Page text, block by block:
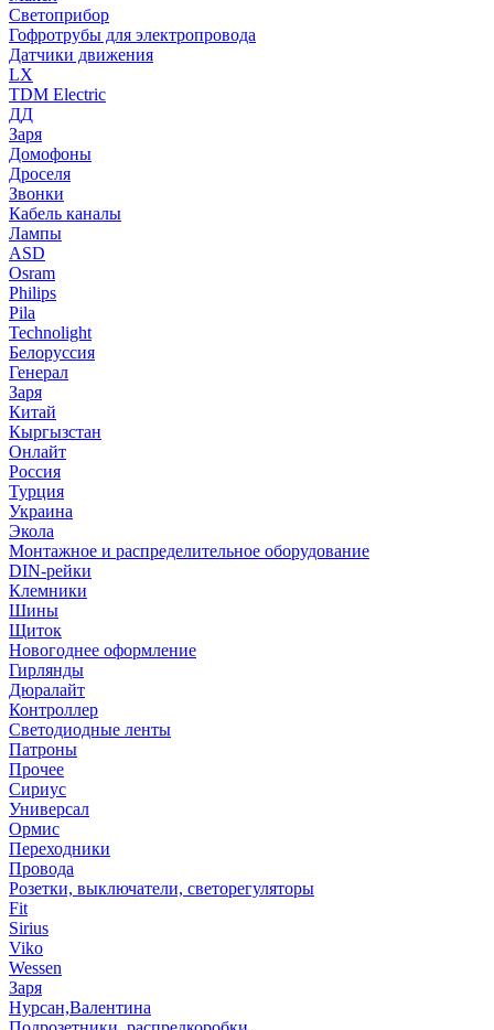
Светоприбор
Гофротрубы для электропровода
Датчики движения
LX
TDM Electric
ДД
Заря
Домофоны
Дроселя
Звонки
Кабель каналы
Лампы
ASD
Osram
Philips
Pila
Technolight
Белоруссия
Генерал
Заря
Китай
Кыргызстан
Онлайт
Россия
Турция
Украина
Экола
Монтажное и распределительное оборудование
DIN-рейки
Клемники
Шины
Щиток
Новогоднее оформление
Гирлянды
Дюралайт
Контроллер
Светодиодные ленты
Патроны
Прочее
Сириус
Универсал
Ормис
Переходники
Провода
Розетки, выключатели, светорегуляторы
Fit
Sirius
Viko
Wessen
Заря
Нурсан,Валентина